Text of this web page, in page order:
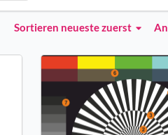
Sortieren neueste zuerst